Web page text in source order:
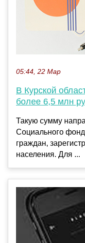
05:44, 22 Мар
В Курской
более 6,5 млн
Такую сумму
Социального
граждан,
населения. Для ...